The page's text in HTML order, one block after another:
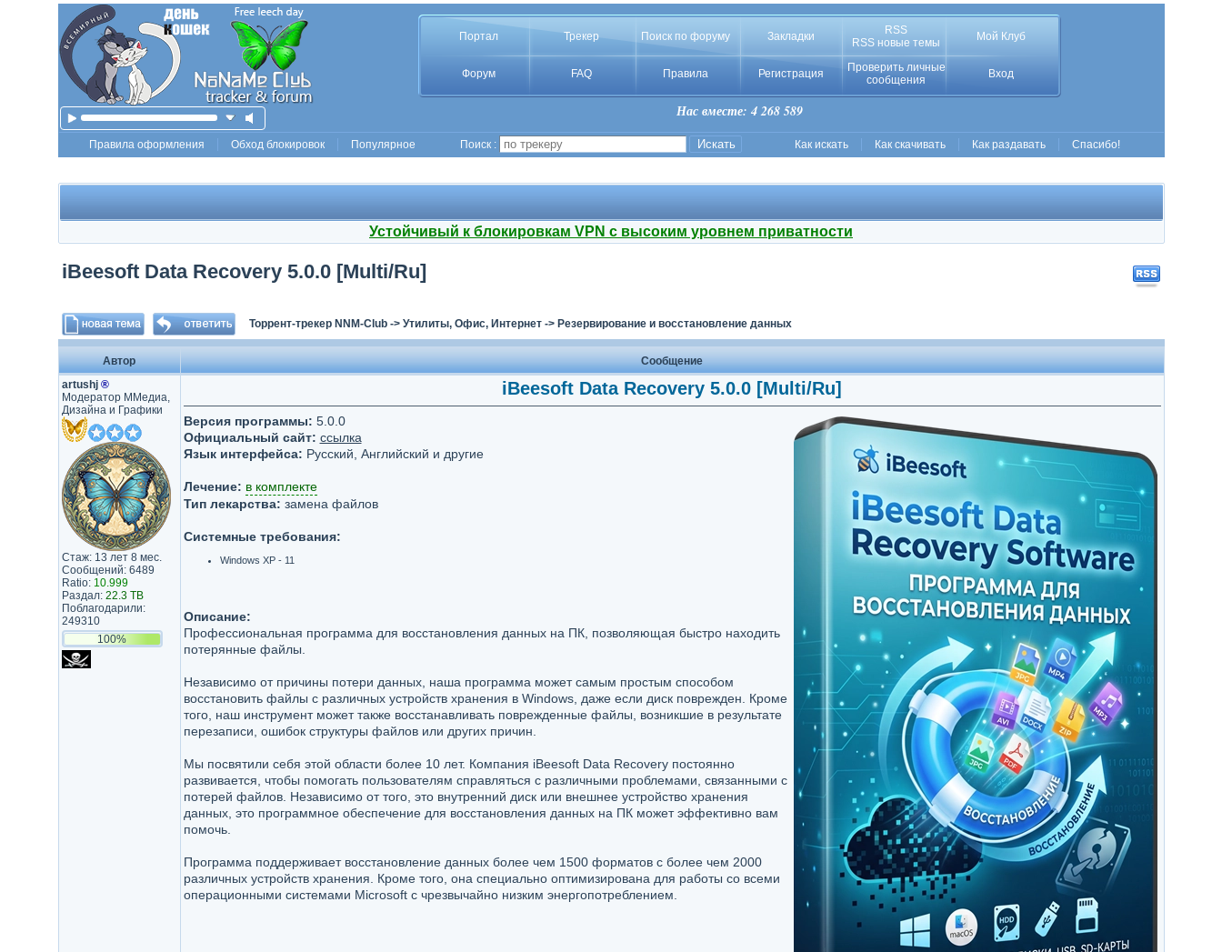
Портал Трекер Поиск по форуму Закладки
RSS
RSS новые темы
Мой Клуб
Форум FAQ Правила Регистрация
Проверить личные
сообщения
Вход
Нас вместе: 4 268 589
Правила оформления Обход блокировок Популярное Поиск : Как искать Как скачивать Как раздавать Спасибо!
Устойчивый к блокировкам VPN с высоким уровнем приватности
iBeesoft Data Recovery 5.0.0 [Multi/Ru]
Торрент-трекер NNM-Club-> Утилиты, Офис, Интернет-> Резервирование и восстановление данных
Автор
Сообщение
artushj ®
Модератор ММедиа,
Дизайна и Графики
Стаж: 13 лет 8 мес.
Сообщений: 6489
Ratio: 10.999
Раздал: 22.3 TB
Поблагодарили:
249310
100%
iBeesoft Data Recovery 5.0.0 [Multi/Ru]
Версия программы: 5.0.0
Официальный сайт: ссылка
Язык интерфейса: Русский, Английский и другие
Лечение: в комплекте
Тип лекарства: замена файлов
Системные требования:
Windows XP - 11
Описание:
Профессиональная программа для восстановления данных на ПК, позволяющая быстро находить
потерянные файлы.
Независимо от причины потери данных, наша программа может самым простым способом
восстановить файлы с различных устройств хранения в Windows, даже если диск поврежден. Кроме
того, наш инструмент может также восстанавливать поврежденные файлы, возникшие в результате
перезаписи, ошибок структуры файлов или других причин.
Мы посвятили себя этой области более 10 лет. Компания iBeesoft Data Recovery постоянно
развивается, чтобы помогать пользователям справляться с различными проблемами, связанными с
потерей файлов. Независимо от того, это внутренний диск или внешнее устройство хранения
данных, это программное обеспечение для восстановления данных на ПК может эффективно вам
помочь.
Программа поддерживает восстановление данных более чем 1500 форматов с более чем 2000
различных устройств хранения. Кроме того, она специально оптимизирована для работы со всеми
операционными системами Microsoft с чрезвычайно низким энергопотреблением.